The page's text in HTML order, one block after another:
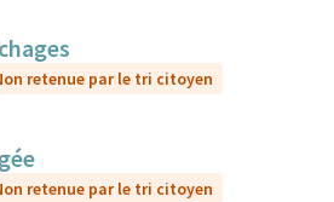
retenue par le tri citoyen
retenue par le tri citoyen